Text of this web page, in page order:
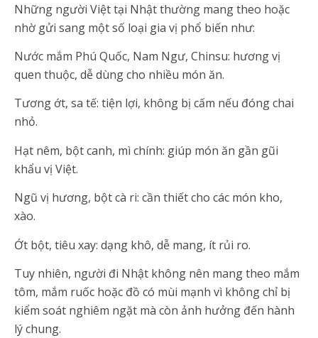
Những người Việt tại Nhật thường mang theo hoặc
nhờ gửi sang một số loại gia vị phổ biến như:
Nước mắm Phú Quốc, Nam Ngư, Chinsu: hương vị
quen thuộc, dễ dùng cho nhiều món ăn.
Tương ớt, sa tế: tiện lợi, không bị cấm nếu đóng chai
nhỏ.
Hạt nêm, bột canh, mì chính: giúp món ăn gần gũi
khẩu vị Việt.
Ngũ vị hương, bột cà ri: cần thiết cho các món kho,
xào.
Ớt bột, tiêu xay: dạng khô, dễ mang, ít rủi ro.
Tuy nhiên, người đi Nhật không nên mang theo mắm
tôm, mắm ruốc hoặc đồ có mùi mạnh vì không chỉ bị
kiểm soát nghiêm ngặt mà còn ảnh hưởng đến hành
lý chung.